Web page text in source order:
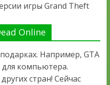
игры Grand Theft
Online
Например, GTA
для компьютера.
стран! Сейчас